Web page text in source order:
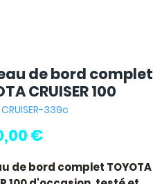
de bord complet
CRUISER 100
339c
€
de bord complet TOYOTA